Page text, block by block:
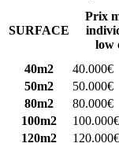
SURFACE
Prix
low
40m2
40.000€
50m2
50.000€
80m2
80.000€
100m2
100.000€
120m2
120.000€